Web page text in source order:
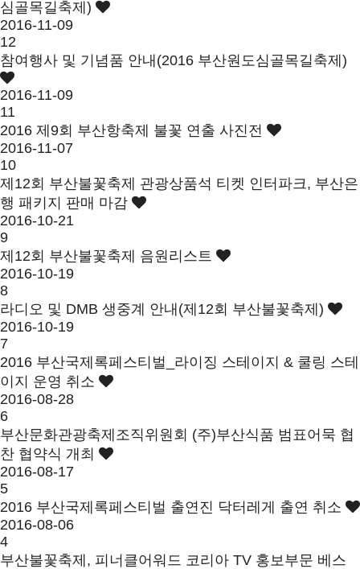
심골목길축제)
2016-11-09
12
참여행사 및 기념품 안내(2016 부산원도심골목길축제)
2016-11-09
11
2016 제9회 부산항축제 불꽃 연출 사진전
2016-11-07
10
제12회 부산불꽃축제 관광상품석 티켓 인터파크, 부산은
행 패키지 판매 마감
2016-10-21
9
제12회 부산불꽃축제 음원리스트
2016-10-19
8
라디오 및 DMB 생중계 안내(제12회 부산불꽃축제)
2016-10-19
7
2016 부산국제록페스티벌_라이징 스테이지 & 쿨링 스테
이지 운영 취소
2016-08-28
6
부산문화관광축제조직위원회 (주)부산식품 범표어묵 협
찬 협약식 개최
2016-08-17
5
2016 부산국제록페스티벌 출연진 닥터레게 출연 취소
2016-08-06
4
부산불꽃축제, 피너클어워드 코리아 TV 홍보부문 베스